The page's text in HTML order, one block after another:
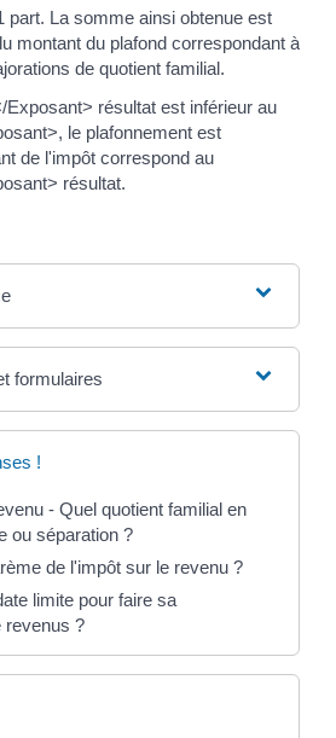
part. La somme ainsi obtenue est
montant du plafond correspondant à
de quotient familial.
résultat est inférieur au
le plafonnement est
de l'impôt correspond au
résultat.
formulaires
!
- Quel quotient familial en
ou séparation ?
de l'impôt sur le revenu ?
limite pour faire sa
revenus ?